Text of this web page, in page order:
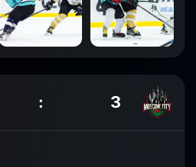
: 3